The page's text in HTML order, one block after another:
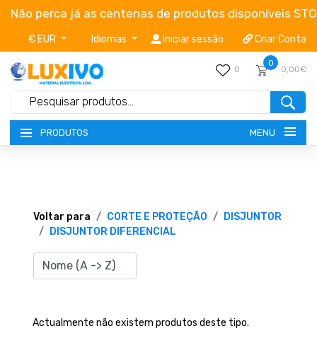
Não perca já as centenas de produtos disponíveis
€ EUR Idiomas Iniciar sessão Criar Conta
0
0
0,00€
PRODUTOS MENU
TERMOS E CONDIÇÕES
EMPRESA
Voltar para CORTE E PROTEÇÃO
DISJUNTOR
DISJUNTOR DIFERENCIAL
Actualmente não existem produtos deste tipo.